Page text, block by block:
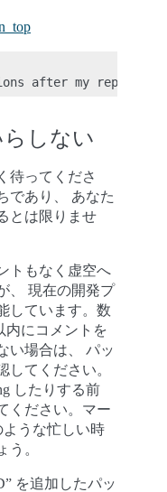
しない
待ってくださ
であり、 あなた
とは限りませ
トもなく虚空へ
、 現在の開発プ
しています。数
内にコメントを
い場合は、 パッ
してください。
したりする前
ください。マー
ような忙しい時
う。
を追加したパッ